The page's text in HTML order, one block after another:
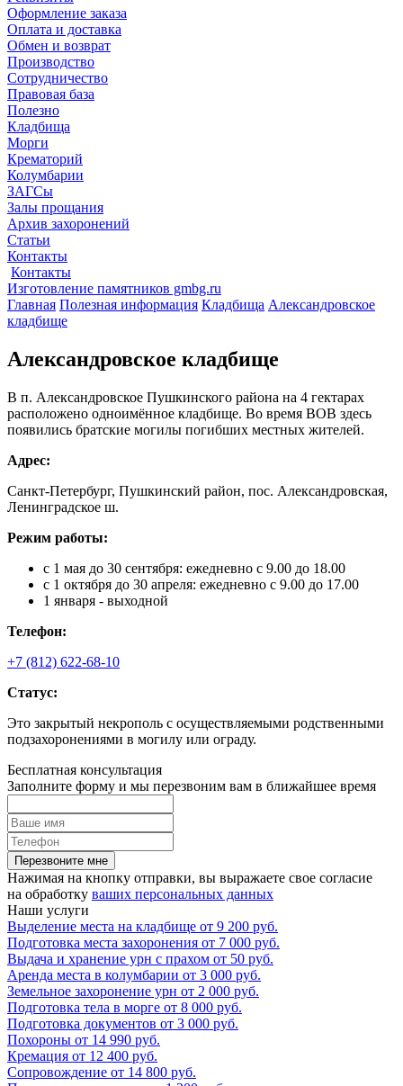
Оформление заказа
Оплата и доставка
Обмен и возврат
Производство
Сотрудничество
Правовая база
Полезно
Кладбища
Морги
Крематорий
Колумбарии
ЗАГСы
Залы прощания
Архив захоронений
Статьи
Контакты
Контакты
Изготовление памятников gmbg.ru
Главная Полезная информация Кладбища Александровское
кладбище
Александровское кладбище
В п. Александровское Пушкинского района на 4 гектарах
расположено одноимённое кладбище. Во время ВОВ здесь
появились братские могилы погибших местных жителей.
Адрес:
Санкт-Петербург, Пушкинский район, пос. Александровская,
Ленинградское ш.
Режим работы:
с 1 мая до 30 сентября: ежедневно с 9.00 до 18.00
с 1 октября до 30 апреля: ежедневно с 9.00 до 17.00
1 января - выходной
Телефон:
+7 (812) 622-68-10
Статус:
Это закрытый некрополь с осуществляемыми родственными
подзахоронениями в могилу или ограду.
Бесплатная консультация
Заполните форму и мы перезвоним вам в ближайшее время
Перезвоните мне
Нажимая на кнопку отправки, вы выражаете свое согласие
на обработку ваших персональных данных
Наши услуги
Выделение места на кладбище от 9 200 руб.
Подготовка места захоронения от 7 000 руб.
Выдача и хранение урн с прахом от 50 руб.
Аренда места в колумбарии от 3 000 руб.
Земельное захоронение урн от 2 000 руб.
Подготовка тела в морге от 8 000 руб.
Подготовка документов от 3 000 руб.
Похороны от 14 990 руб.
Кремация от 12 400 руб.
Сопровождение от 14 800 руб.